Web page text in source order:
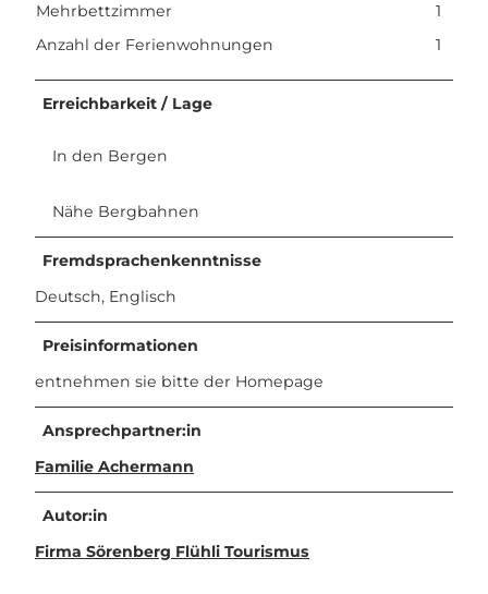
Mehrbettzimmer
1
Anzahl der Ferienwohnungen
1
Erreichbarkeit / Lage
In den Bergen
Nähe Bergbahnen
Fremdsprachenkenntnisse
Deutsch, Englisch
Preisinformationen
entnehmen sie bitte der Homepage
Ansprechpartner:in
Familie Achermann
Autor:in
Firma Sörenberg Flühli Tourismus